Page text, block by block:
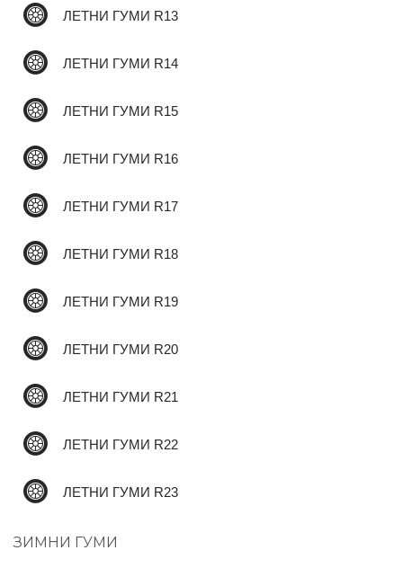
ЛЕТНИ ГУМИ R13
ЛЕТНИ ГУМИ R14
ЛЕТНИ ГУМИ R15
ЛЕТНИ ГУМИ R16
ЛЕТНИ ГУМИ R17
ЛЕТНИ ГУМИ R18
ЛЕТНИ ГУМИ R19
ЛЕТНИ ГУМИ R20
ЛЕТНИ ГУМИ R21
ЛЕТНИ ГУМИ R22
ЛЕТНИ ГУМИ R23
ЗИМНИ ГУМИ